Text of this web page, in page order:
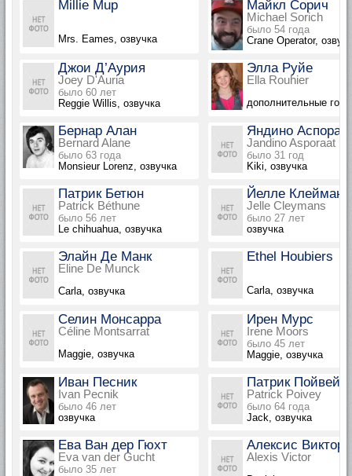
Millie Mup
Mrs. Eames, озвучка
Майкл Сорич
Michael Sorich
было 54 года
Crane Operator,
Джои Д’Аурия
Joey D'Auria
было 60 лет
Reggie Willis, озвучка
Элла Руйе
Ella Rouhier
дополнительные
Бернар Алан
Bernard Alane
было 63 года
Monsieur Lorenz, озвучка
Яндино Аспорат
Jandino Asporaat
было 31 год
Kiki, озвучка
Патрик Бетюн
Patrick Béthune
было 56 лет
Le chihuahua, озвучка
Йелле Клейманс
Jelle Cleymans
было 27 лет
озвучка
Элайн Де Манк
Eline De Munck
Carla, озвучка
Ethel Houbiers
Carla, озвучка
Селин Монсарра
Céline Montsarrat
Maggie, озвучка
Ирен Мурс
Irene Moors
было 45 лет
Maggie, озвучка
Иван Песник
Ivan Pecnik
было 46 лет
озвучка
Патрик Пойвей
Patrick Poivey
было 64 года
Jack, озвучка
Ева Ван дер Гюхт
Eva van der Gucht
было 35 лет
Алексис Виктор
Alexis Victor